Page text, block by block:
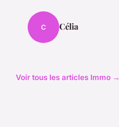
C Célia
Voir tous les articles Immo →